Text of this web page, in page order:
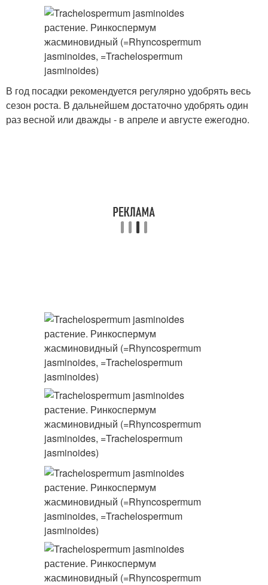
В год посадки рекомендуется регулярно удобрять весь
сезон роста. В дальнейшем достаточно удобрять один
раз весной или дважды - в апреле и августе ежегодно.